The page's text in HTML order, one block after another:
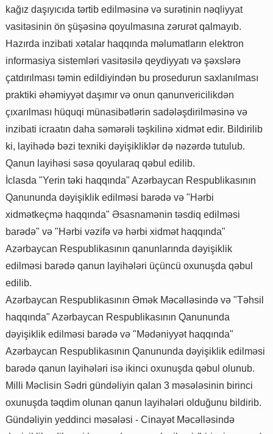
kağız daşıyıcıda tərtib edilməsinə və surətinin nəqliyyat
vasitəsinin ön şüşəsinə qoyulmasına zərurət qalmayıb.
Hazırda inzibati xətalar haqqında məlumatların elektron
informasiya sistemləri vasitəsilə qeydiyyatı və şəxslərə
çatdırılması təmin edildiyindən bu prosedurun saxlanılması
praktiki əhəmiyyət daşımır və onun qanunvericilikdən
çıxarılması hüquqi münasibətlərin sadələşdirilməsinə və
inzibati icraatın daha səmərəli təşkilinə xidmət edir. Bildirilib
ki, layihədə bəzi texniki dəyişikliklər də nəzərdə tutulub.
Qanun layihəsi səsə qoyularaq qəbul edilib.
İclasda "Yerin təki haqqında" Azərbaycan Respublikasının
Qanununda dəyişiklik edilməsi barədə və "Hərbi
xidmətkeçmə haqqında" Əsasnamənin təsdiq edilməsi
barədə" və "Hərbi vəzifə və hərbi xidmət haqqında"
Azərbaycan Respublikasının qanunlarında dəyişiklik
edilməsi barədə qanun layihələri üçüncü oxunuşda qəbul
edilib.
Azərbaycan Respublikasının Əmək Məcəlləsində və "Təhsil
haqqında" Azərbaycan Respublikasının Qanununda
dəyişiklik edilməsi barədə və "Mədəniyyət haqqında"
Azərbaycan Respublikasının Qanununda dəyişiklik edilməsi
barədə qanun layihələri isə ikinci oxunuşda qəbul olunub.
Milli Məclisin Sədri gündəliyin qalan 3 məsələsinin birinci
oxunuşda təqdim olunan qanun layihələri olduğunu bildirib.
Gündəliyin yeddinci məsələsi - Cinayət Məcəlləsində